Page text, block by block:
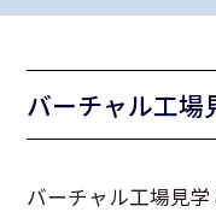
バーチャル工場
バーチャル工場見